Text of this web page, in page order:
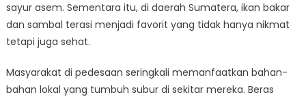
sayur asem. Sementara itu, di daerah Sumatera, ikan bakar
dan sambal terasi menjadi favorit yang tidak hanya nikmat
tetapi juga sehat.
Masyarakat di pedesaan seringkali memanfaatkan bahan-
bahan lokal yang tumbuh subur di sekitar mereka. Beras